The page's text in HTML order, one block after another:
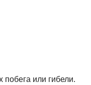
или гибели.